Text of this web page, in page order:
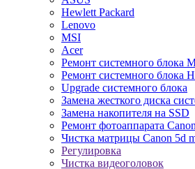
Hewlett Packard
Lenovo
MSI
Acer
Ремонт системного блока
Ремонт системного блока
Upgrade системного блока
Замена жесткого диска
Замена накопителя на SSD
Ремонт фотоаппарата Canon
Чистка матрицы Canon 5d
Регулировка
Чистка видеоголовок